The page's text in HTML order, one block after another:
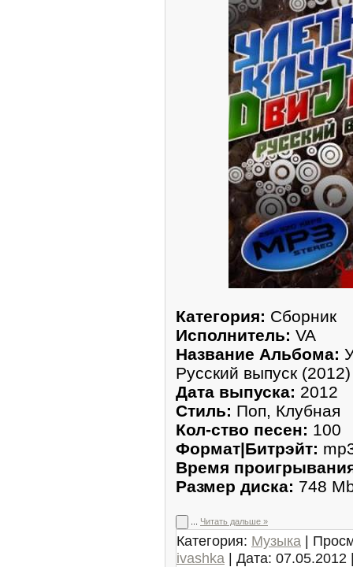
Категория: Сборник
Исполнитель: VA
Название Альбома:
Русский выпуск (2012)
Дата выпуска: 2012
Стиль: Поп, Клубная
Кол-ство песен: 100
Формат|Битрэйт:
Время
Размер диска: 748
Читать дальше »
Категория: Музыка |
ivashka | Дата: 07.05.2012